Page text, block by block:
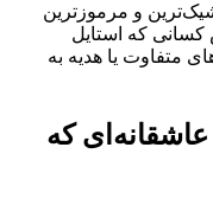
و مرموزترین
که استایل
متفاوت یا هدیه به
که